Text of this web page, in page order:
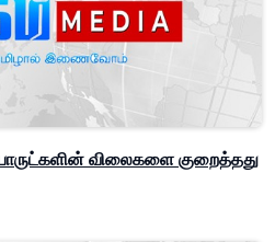
விலைகளை குறைத்தது